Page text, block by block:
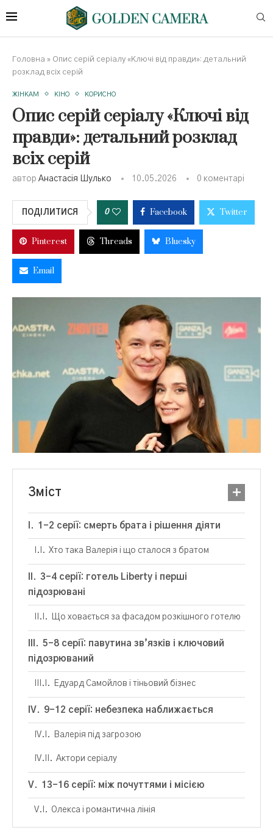
Головна » Опис серій серіалу «Ключі від правди»: детальний
розклад всіх серій
ЖІНКАМ КІНО КОРИСНО
Опис серій серіалу «Ключі від
правди»: детальний розклад
всіх серій
автор Анастасія Шулько 10.05.2026 0 коментарі
ПОДІЛИТИСЯ 0 Facebook Twitter
Pinterest Threads Bluesky
Email
Зміст
1–2 серії: смерть брата і рішення діяти
Хто така Валерія і що сталося з братом
3–4 серії: готель Liberty і перші
підозрювані
Що ховається за фасадом розкішного готелю
5–8 серії: павутина зв’язків і ключовий
підозрюваний
Едуард Самойлов і тіньовий бізнес
9–12 серії: небезпека наближається
Валерія під загрозою
Актори серіалу
13–16 серії: між почуттями і місією
Олекса і романтична лінія